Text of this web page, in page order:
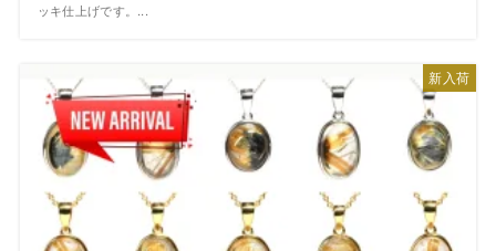
ッキ仕上げです。...
新入荷